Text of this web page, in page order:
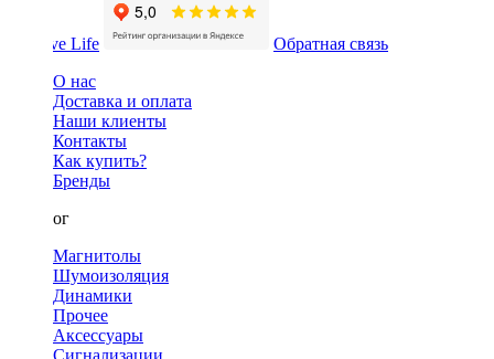
Обратная связь
О нас
Доставка и оплата
Наши клиенты
Контакты
Как купить?
Бренды
Каталог
Магнитолы
Шумоизоляция
Динамики
Прочее
Аксессуары
Сигнализации